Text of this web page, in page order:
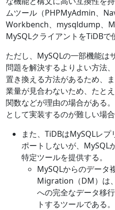
ムツール（PHPMyAdmin、
Workbench、mysqldump、
MySQLクライアントをTiDBで
ただし、MySQLの一部機能は
問題を解決するよりよい方法
置き換える方法があるため、
業量が見合わないため、たと
関数などが理由の場合がある
として実装するのが難しい場合
また、TiDBはMySQLレ
ポートしないが、MySQL
特定ツールを提供する。
MySQLからのデータ
Migration（DM）は
への完全なデータ移
トするツールである。